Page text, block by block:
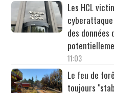
Les HCL
des données
11:03
Le feu de
toujours